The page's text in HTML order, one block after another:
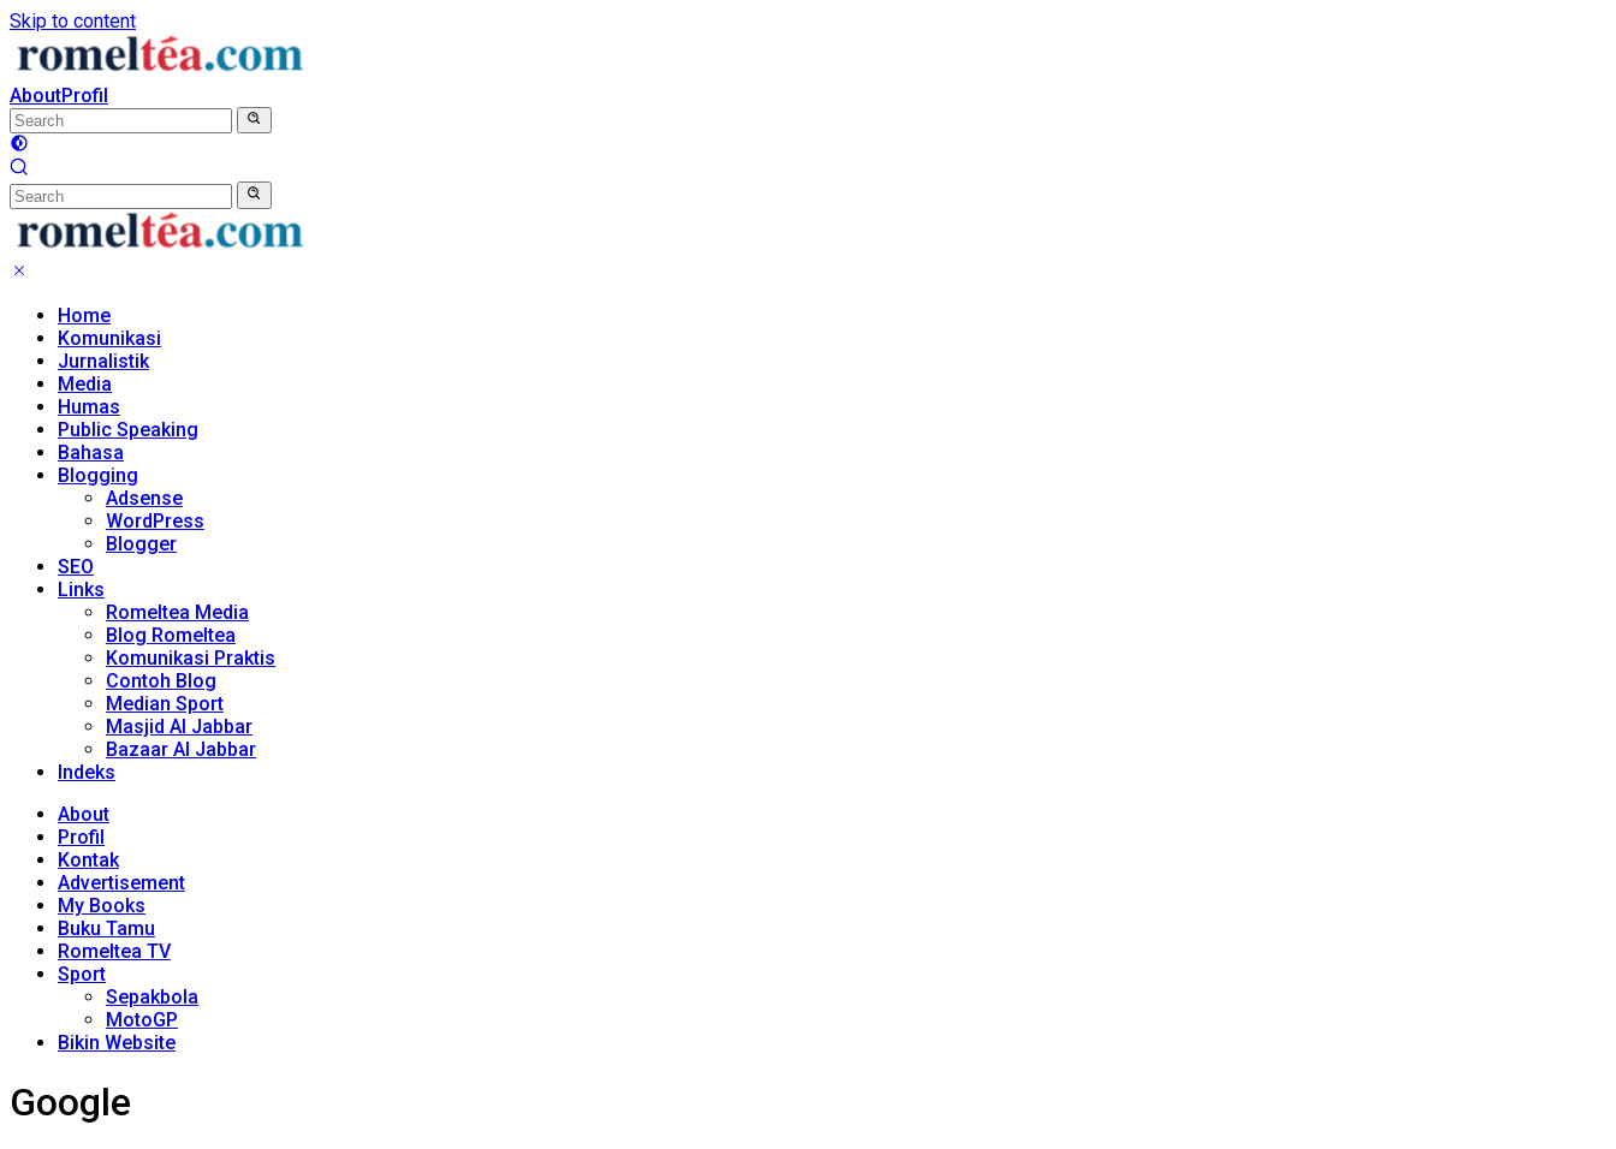
Skip to content
AboutProfil
Home
Komunikasi
Jurnalistik
Media
Humas
Public Speaking
Bahasa
Blogging
Adsense
WordPress
Blogger
SEO
Links
Romeltea Media
Blog Romeltea
Komunikasi Praktis
Contoh Blog
Median Sport
Masjid Al Jabbar
Bazaar Al Jabbar
Indeks
About
Profil
Kontak
Advertisement
My Books
Buku Tamu
Romeltea TV
Sport
Sepakbola
MotoGP
Bikin Website
Google